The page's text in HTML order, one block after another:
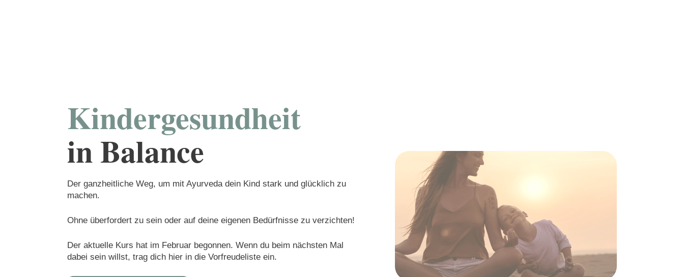
Kindergesundheit
in Balance
Der ganzheitliche Weg, um mit Ayurveda dein Kind stark und glücklich zu
machen.
Ohne überfordert zu sein oder auf deine eigenen Bedürfnisse zu verzichten!
Der aktuelle Kurs hat im Februar begonnen. Wenn du beim nächsten Mal
dabei sein willst, trag dich hier in die Vorfreudeliste ein.